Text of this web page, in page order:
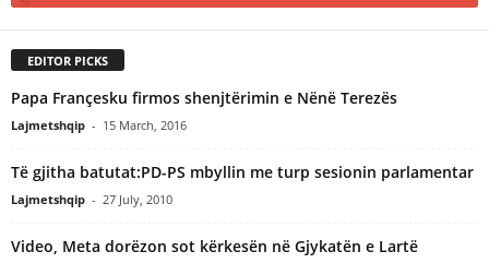
EDITOR PICKS
Papa Françesku firmos shenjtërimin e Nënë Terezës
Lajmetshqip - 15 March, 2016
Të gjitha batutat:PD-PS mbyllin me turp sesionin parlamentar
Lajmetshqip - 27 July, 2010
Video, Meta dorëzon sot kërkesën në Gjykatën e Lartë